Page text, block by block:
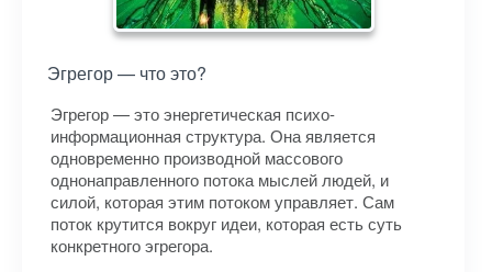
Эгрегор — что это?
Эгрегор — это энергетическая психо-
информационная структура. Она является
одновременно производной массового
однонаправленного потока мыслей людей, и
силой, которая этим потоком управляет. Сам
поток крутится вокруг идеи, которая есть суть
конкретного эгрегора.